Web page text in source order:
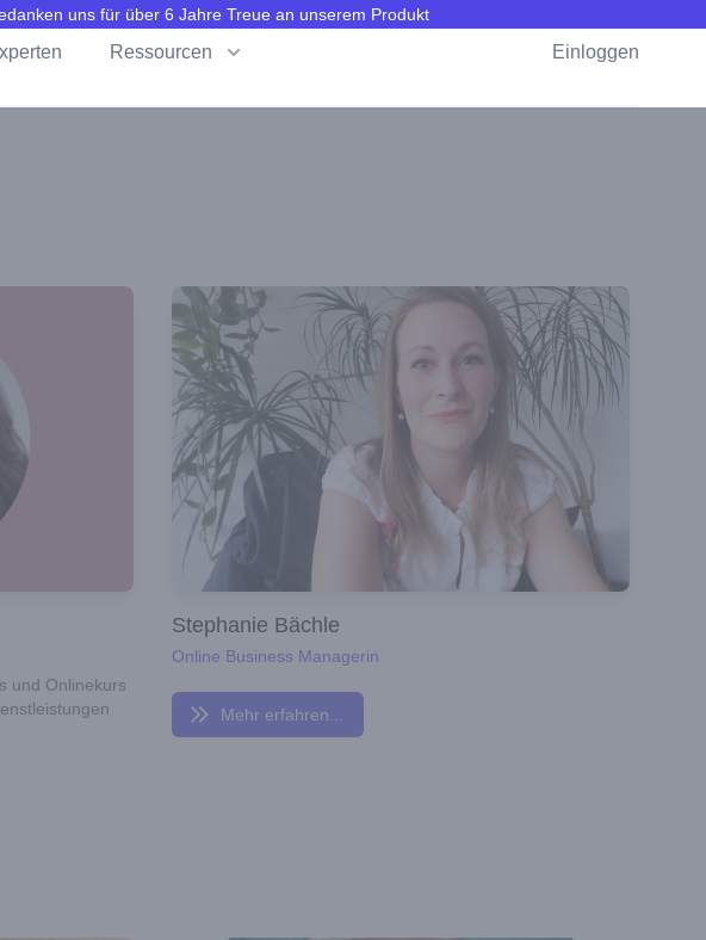
uns für über 6 Jahre Treue an unserem Produkt
Ressourcen Einloggen
und Onlinekurs
Stephanie Bächle
Online Business Managerin
Mehr erfahren...